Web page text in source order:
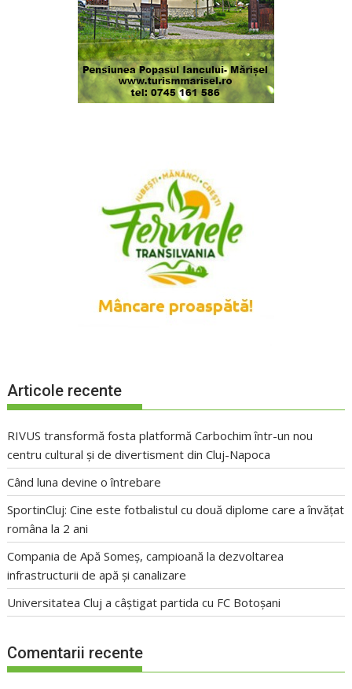
Articole recente
RIVUS transformă fosta platformă Carbochim într-un nou
centru cultural și de divertisment din Cluj-Napoca
Când luna devine o întrebare
SportinCluj: Cine este fotbalistul cu două diplome care a învățat
româna la 2 ani
Compania de Apă Someș, campioană la dezvoltarea
infrastructurii de apă și canalizare
Universitatea Cluj a câștigat partida cu FC Botoșani
Comentarii recente